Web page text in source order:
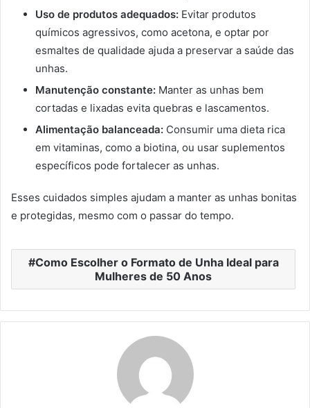
Uso de produtos adequados: Evitar produtos
químicos agressivos, como acetona, e optar por
esmaltes de qualidade ajuda a preservar a saúde das
unhas.
Manutenção constante: Manter as unhas bem
cortadas e lixadas evita quebras e lascamentos.
Alimentação balanceada: Consumir uma dieta rica
em vitaminas, como a biotina, ou usar suplementos
específicos pode fortalecer as unhas.
Esses cuidados simples ajudam a manter as unhas bonitas
e protegidas, mesmo com o passar do tempo.
Como Escolher o Formato de Unha Ideal para
Mulheres de 50 Anos